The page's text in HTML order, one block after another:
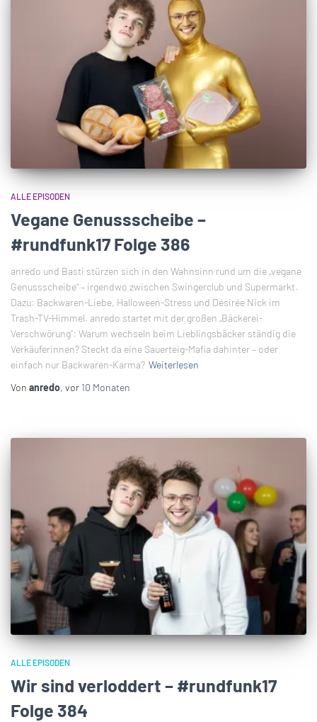
ALLE EPISODEN
Vegane Genussscheibe –
#rundfunk17 Folge 386
anredo und Basti stürzen sich in den Wahnsinn rund um die „vegane
Genussscheibe“ – irgendwo zwischen Swingerclub und Supermarkt.
Dazu: Backwaren-Liebe, Halloween-Stress und Désirée Nick im
Trash-TV-Himmel. anredo startet mit der großen „Bäckerei-
Verschwörung“: Warum wechseln beim Lieblingsbäcker ständig die
Verkäuferinnen? Steckt da eine Sauerteig-Mafia dahinter – oder
einfach nur Backwaren-Karma? Weiterlesen
Von anredo, vor 10 Monaten
ALLE EPISODEN
Wir sind verloddert – #rundfunk17
Folge 384